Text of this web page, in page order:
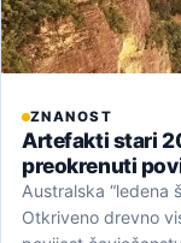
ZNANOST
Artefakti stari
preokrenuti
Australska “ledena
Otkriveno drevno